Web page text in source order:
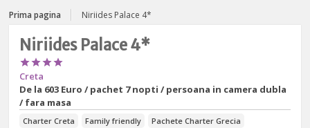
Prima pagina Niriides Palace 4*
Niriides Palace 4*

Creta
De la 603 Euro / pachet 7 nopti / persoana in camera dubla
/ fara masa
Charter Creta Family friendly
Pachete Charter Grecia